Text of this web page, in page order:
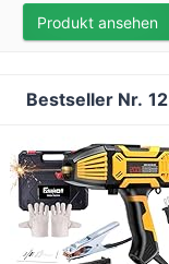
Produkt ansehen
12